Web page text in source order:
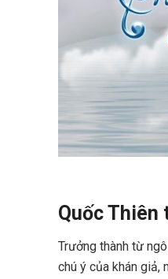
Quốc Thiên
Trưởng thành từ
chú ý của khán giả,